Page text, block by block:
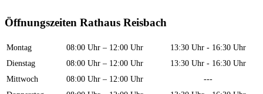
Öffnungszeiten Rathaus Reisbach
Montag 08:00 Uhr – 12:00 Uhr
13:30 Uhr - 16:30 Uhr
Dienstag
08:00 Uhr – 12:00 Uhr
13:30 Uhr - 16:30 Uhr
Mittwoch
08:00 Uhr – 12:00 Uhr
---